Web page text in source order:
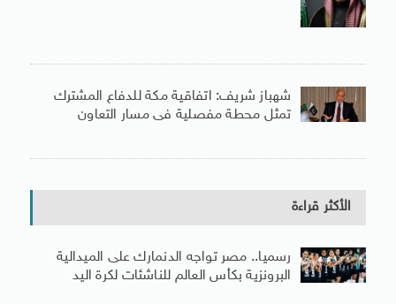
شهباز شريف: اتفاقية مكة للدفاع المشترك
تمثل محطة مفصلية فى مسار التعاون
الأكثر قراءة
رسميا.. مصر تواجه الدنمارك على الميدالية
البرونزية بكأس العالم للناشئات لكرة اليد